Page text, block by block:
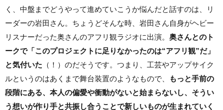
く、中盤までどうやって進めていこうか悩んだと話すのは、リ
ーダーの岩田さん。ちょうどそんな時、岩田さん自身がヘビー
リスナーだった奥さんのアフリ観ラジオに出演。 奥さんとのト
ークで「このプロジェクトに足りなかったのは“アフリ観”だ」
と気付いた （！）のだそうです。つまり、工芸やアップサイク
ルというのはあくまで舞台装置のようなもので、
もっと手前の
段階にある、本人の偏愛や衝動がないと始まらないし、そうい
う想いが作り手と共振し合うことで新しいものが生まれていく